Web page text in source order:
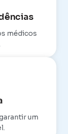
médicos
um